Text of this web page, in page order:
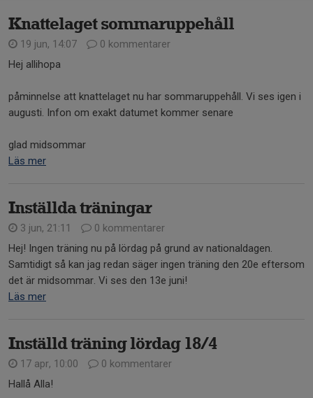
Knattelaget sommaruppehåll
19 jun, 14:07
0 kommentarer
Hej allihopa
påminnelse att knattelaget nu har sommaruppehåll. Vi ses igen i
augusti. Infon om exakt datumet kommer senare
glad midsommar
Läs mer
Inställda träningar
3 jun, 21:11
0 kommentarer
Hej! Ingen träning nu på lördag på grund av nationaldagen.
Samtidigt så kan jag redan säger ingen träning den 20e eftersom
det är midsommar. Vi ses den 13e juni!
Läs mer
Inställd träning lördag 18/4
17 apr, 10:00
0 kommentarer
Hallå Alla!